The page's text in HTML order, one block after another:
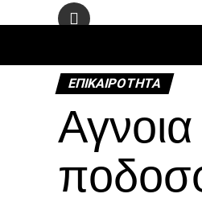
ΕΠΙΚΑΙΡΌΤΗΤΑ